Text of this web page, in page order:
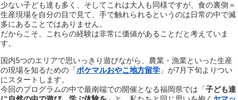
少ない子ども達も多く、そしてこれは大人も同様ですが、食の裏側＝
生産現場を自分の目で見て、手で触れられるというのは日常の中で滅
多にあることではありません。
だからこそ、これらの経験は非常に価値があることだと考えていま
す。
国内5つのエリアで思いっきり遊びながら、農業・漁業といった生産
の現場を知るための「ポケマルおやこ地方留学 」が7月下旬よりつい
にスタートします。
今回のプログラムの中で最南端での開催となる福岡県では「子ども達